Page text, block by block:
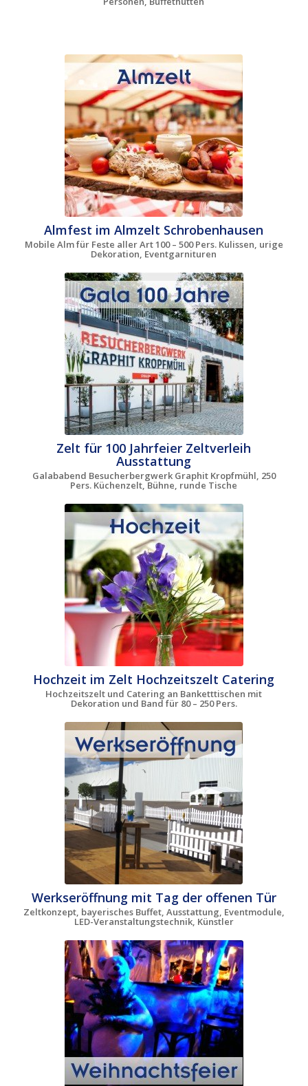
Almfest im Almzelt Schrobenhausen
Mobile Alm für Feste aller Art 100 – 500 Pers. Kulissen, urige
Dekoration, Eventgarnituren
Zelt für 100 Jahrfeier Zeltverleih
Ausstattung
Galababend Besucherbergwerk Graphit Kropfmühl, 250
Pers. Küchenzelt, Bühne, runde Tische
Hochzeit im Zelt Hochzeitszelt Catering
Hochzeitszelt und Catering an Banketttischen mit
Dekoration und Band für 80 – 250 Pers.
Werkseröffnung mit Tag der offenen Tür
Zeltkonzept, bayerisches Buffet, Ausstattung, Eventmodule,
LED-Veranstaltungstechnik, Künstler